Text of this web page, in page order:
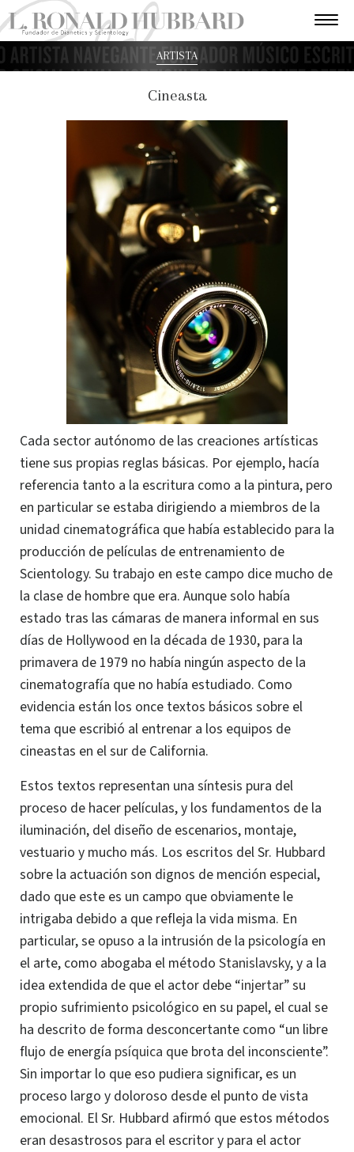
ARTISTA
Cineasta
Cada sector autónomo de las creaciones artísticas
tiene sus propias reglas básicas. Por ejemplo, hacía
referencia tanto a la escritura como a la pintura, pero
en particular se estaba dirigiendo a miembros de la
unidad cinematográfica que había establecido para la
producción de películas de entrenamiento de
Scientology. Su trabajo en este campo dice mucho de
la clase de hombre que era. Aunque solo había
estado tras las cámaras de manera informal en sus
días de Hollywood en la década de 1930, para la
primavera de 1979 no había ningún aspecto de la
cinematografía que no había estudiado. Como
evidencia están los once textos básicos sobre el
tema que escribió al entrenar a los equipos de
cineastas en el sur de California.
Estos textos representan una síntesis pura del
proceso de hacer películas, y los fundamentos de la
iluminación, del diseño de escenarios, montaje,
vestuario y mucho más. Los escritos del Sr. Hubbard
sobre la actuación son dignos de mención especial,
dado que este es un campo que obviamente le
intrigaba debido a que refleja la vida misma. En
particular, se opuso a la intrusión de la psicología en
el arte, como abogaba el método Stanislavsky, y a la
idea extendida de que el actor debe “injertar” su
propio sufrimiento psicológico en su papel, el cual se
ha descrito de forma desconcertante como “un libre
flujo de energía psíquica que brota del inconsciente”.
Sin importar lo que eso pudiera significar, es un
proceso largo y doloroso desde el punto de vista
emocional. El Sr. Hubbard afirmó que estos métodos
eran desastrosos para el escritor y para el actor